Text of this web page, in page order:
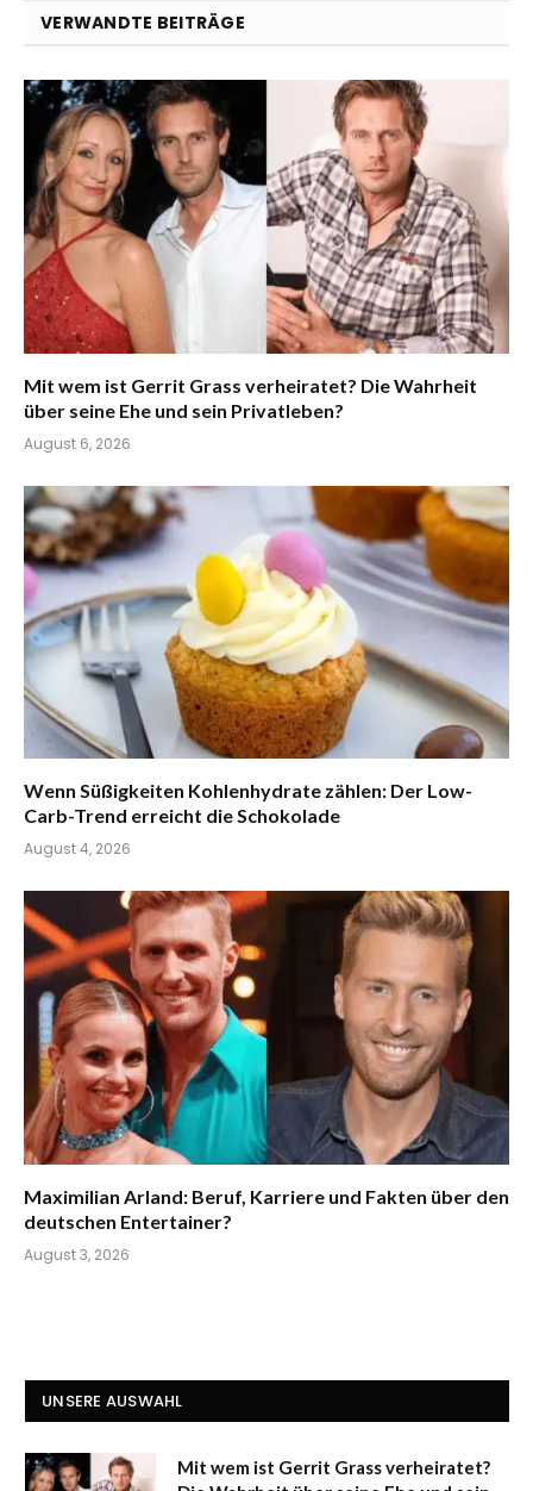
VERWANDTE BEITRÄGE
Mit wem ist Gerrit Grass verheiratet? Die Wahrheit
über seine Ehe und sein Privatleben?
August 6, 2026
Wenn Süßigkeiten Kohlenhydrate zählen: Der Low-
Carb-Trend erreicht die Schokolade
August 4, 2026
Maximilian Arland: Beruf, Karriere und Fakten über den
deutschen Entertainer?
August 3, 2026
UNSERE AUSWAHL
Mit wem ist Gerrit Grass verheiratet?